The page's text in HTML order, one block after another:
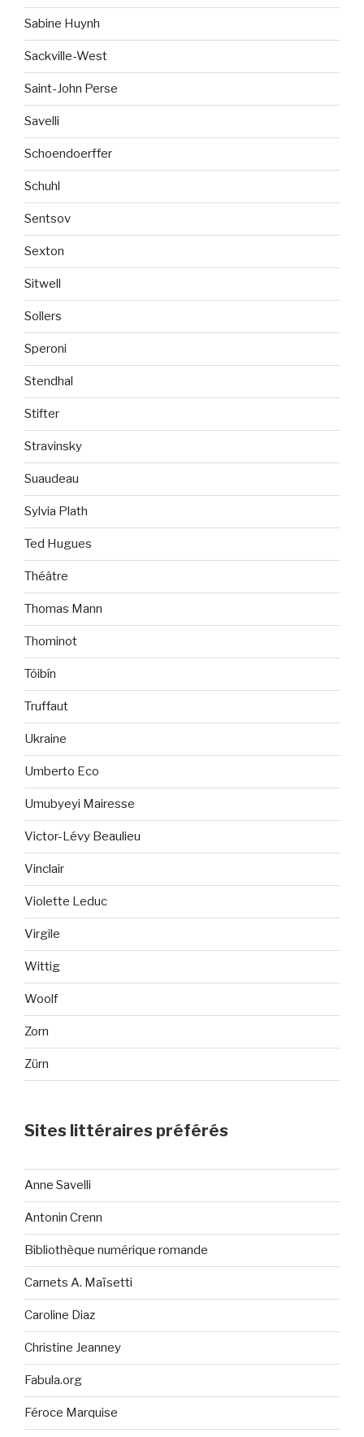
Sabine Huynh
Sackville-West
Saint-John Perse
Savelli
Schoendoerffer
Schuhl
Sentsov
Sexton
Sitwell
Sollers
Speroni
Stendhal
Stifter
Stravinsky
Suaudeau
Sylvia Plath
Ted Hugues
Théâtre
Thomas Mann
Thominot
Tóibín
Truffaut
Ukraine
Umberto Eco
Umubyeyi Mairesse
Victor-Lévy Beaulieu
Vinclair
Violette Leduc
Virgile
Wittig
Woolf
Zorn
Zürn
Sites littéraires préférés
Anne Savelli
Antonin Crenn
Bibliothèque numérique romande
Carnets A. Maïsetti
Caroline Diaz
Christine Jeanney
Fabula.org
Féroce Marquise